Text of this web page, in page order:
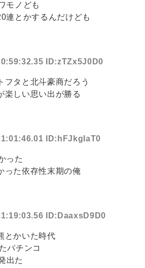
モノども
連とかするんだけども
ID:zTZx5J0D0
フタと北斗豪商だろう
楽しい思い出が勝る
ID:hFJkgIaT0
った
った依存性末期の俺
ID:DaaxsD9D0
かいた時代
パチンコ
出た